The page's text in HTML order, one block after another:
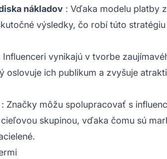
nákladov : Vďaka modelu platby
výsledky, čo robí túto
Influenceri vynikajú v tvorbe
oslovuje ich publikum a zvyšuje
: Značky môžu spolupracovať s
skupinou, vďaka čomu sú